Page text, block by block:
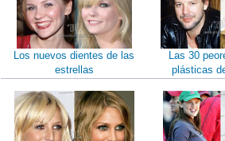
Los nuevos dientes de las
estrellas
Las 30
plásticas